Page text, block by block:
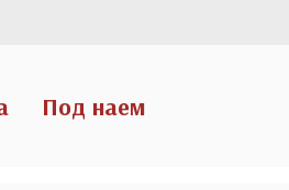
Под наем